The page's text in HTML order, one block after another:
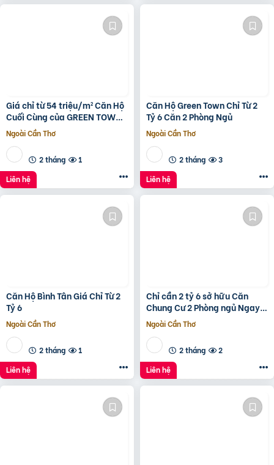
Giá chỉ từ 54 triệu/m² Căn Hộ
Cuối Cùng của GREEN TOWN
BÌNH TÂN
Ngoài Cần Thơ
2 tháng
1
Liên hệ
Căn Hộ Green Town Chỉ Từ 2
Tỷ 6 Căn 2 Phòng Ngủ
Ngoài Cần Thơ
2 tháng
3
Liên hệ
Căn Hộ Bình Tân Giá Chỉ Từ 2
Tỷ 6
Ngoài Cần Thơ
2 tháng
1
Liên hệ
Chỉ cần 2 tỷ 6 sở hữu Căn
Chung Cư 2 Phòng ngủ Ngay
Bình Tân gần Aeon Tân Phú
Ngoài Cần Thơ
2 tháng
2
Liên hệ